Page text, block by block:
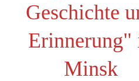
Geschichte
Erinnerung"
Minsk